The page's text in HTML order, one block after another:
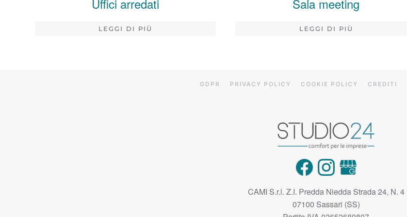
Uffici arredati
LEGGI DI PIÙ
Sala meeting
LEGGI DI PIÙ
GDPR PRIVACY POLICY COOKIE POLICY CREDITI
CAMI S.r.l. Z.I. Predda Niedda Strada 24, N. 4
07100 Sassari (SS)